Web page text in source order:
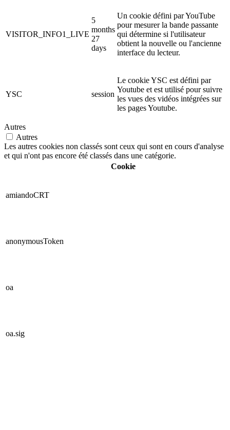
VISITOR_INFO1_LIVE
5
months
27
days
Un cookie défini par YouTube
pour mesurer la bande passante
qui détermine si l'utilisateur
obtient la nouvelle ou l'ancienne
interface du lecteur.
YSC session
Le cookie YSC est défini par
Youtube et est utilisé pour suivre
les vues des vidéos intégrées sur
les pages Youtube.
Autres
Autres
Les autres cookies non classés sont ceux qui sont en cours d'analyse
et qui n'ont pas encore été classés dans une catégorie.
Cookie
amiandoCRT
anonymousToken
oa
oa.sig